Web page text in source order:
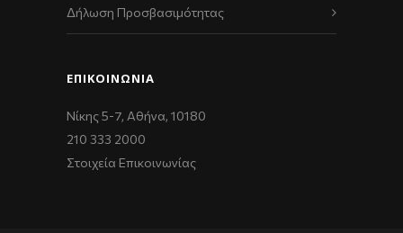
Δήλωση Προσβασιμότητας
ΕΠΙΚΟΙΝΩΝΊΑ
Νίκης 5-7, Αθήνα, 10180
210 333 2000
Στοιχεία Επικοινωνίας